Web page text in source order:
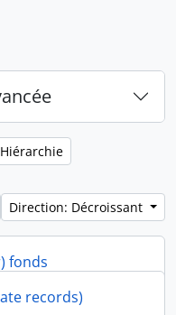
Hiérarchie
Direction: Décroissant
fonds
records)